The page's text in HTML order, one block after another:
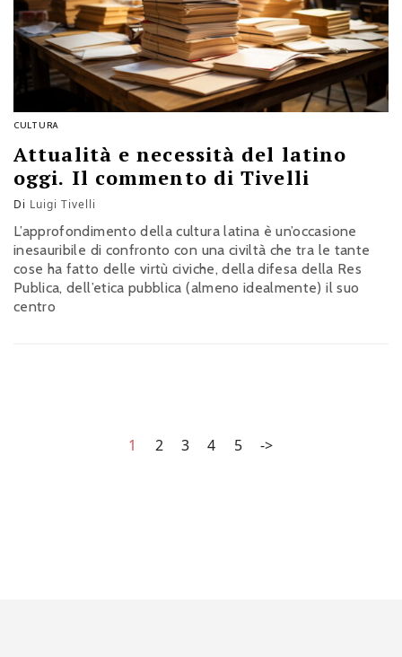
CULTURA
Attualità e necessità del latino
oggi. Il commento di Tivelli
Di Luigi Tivelli
L’approfondimento della cultura latina è un’occasione
inesauribile di confronto con una civiltà che tra le tante
cose ha fatto delle virtù civiche, della difesa della Res
Publica, dell’etica pubblica (almeno idealmente) il suo
centro
1 2 3 4 5 ->